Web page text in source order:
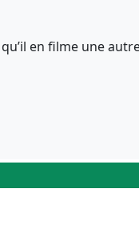
en filme une